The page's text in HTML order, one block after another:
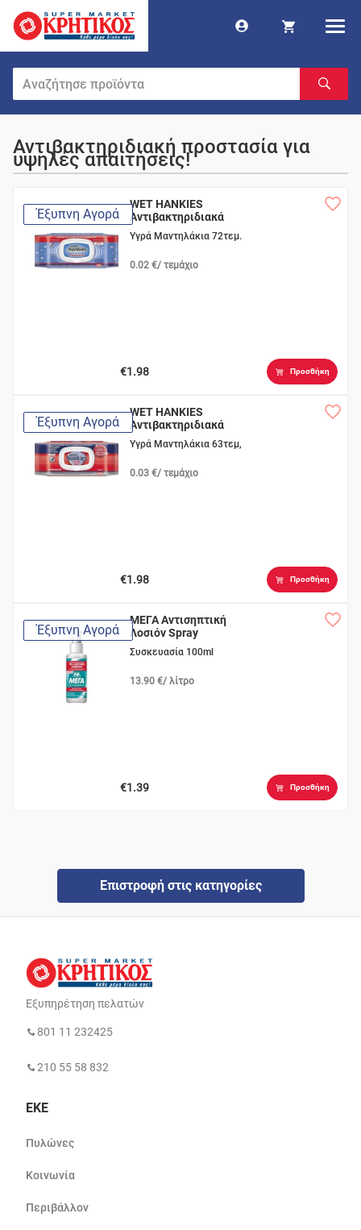
Αντιβακτηριδιακή προστασία για
υψηλές απαιτήσεις!
Έξυπνη Αγορά
WET HANKIES
Αντιβακτηριδιακά
Υγρά Μαντηλάκια 72τεμ.
0.02 €/ τεμάχιο
€1.98 Προσθήκη
Έξυπνη Αγορά
WET HANKIES
Αντιβακτηριδιακά
Extra Safe
Υγρά Μαντηλάκια 63τεμ,
0.03 €/ τεμάχιο
€1.98 Προσθήκη
Έξυπνη Αγορά
ΜΕΓΑ Αντισηπτική
Λοσιόν Spray
Συσκευασία 100ml
13.90 €/ λίτρο
€1.39 Προσθήκη
Επιστροφή στις κατηγορίες
Εξυπηρέτηση πελατών
801 11 232425
210 55 58 832
ΕΚΕ
Πυλώνες
Κοινωνία
Περιβάλλον